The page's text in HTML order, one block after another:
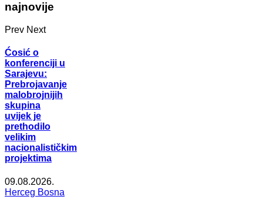
najnovije
Prev Next
Ćosić o
konferenciji u
Sarajevu:
Prebrojavanje
malobrojnijih
skupina
uvijek je
prethodilo
velikim
nacionalističkim
projektima
09.08.2026.
Herceg Bosna